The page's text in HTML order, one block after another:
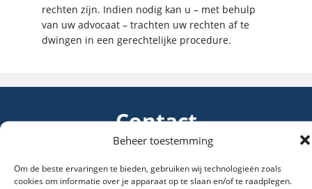
Beheer toestemming
Om de beste ervaringen te bieden, gebruiken wij technologieën zoals
cookies om informatie over je apparaat op te slaan en/of te raadplegen.
rechten zijn. Indien nodig kan u – met behulp
van uw advocaat – trachten uw rechten af te
dwingen in een gerechtelijke procedure.
Contact
één telefoontje van u verwijderd.